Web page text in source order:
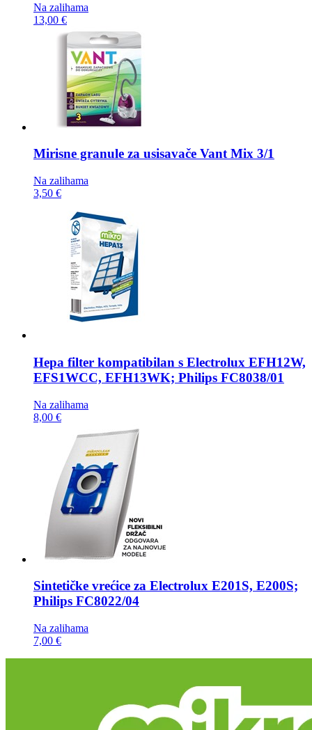
Na zalihama
13,00 €
Mirisne granule za usisavače Vant Mix 3/1
Na zalihama
3,50 €
Hepa filter kompatibilan s Electrolux EFH12W,
EFS1WCC, EFH13WK; Philips FC8038/01
Na zalihama
8,00 €
Sintetičke vrećice za Electrolux E201S, E200S;
Philips FC8022/04
Na zalihama
7,00 €